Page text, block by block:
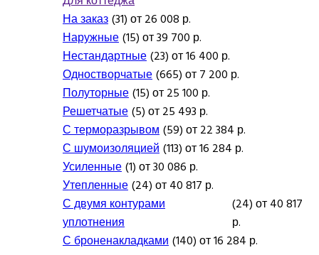
На заказ(31) от 26 008 р.
Наружные(15) от 39 700 р.
Нестандартные(23) от 16 400 р.
Одностворчатые(665) от 7 200 р.
Полуторные(15) от 25 100 р.
Решетчатые(5) от 25 493 р.
С терморазрывом(59) от 22 384 р.
С шумоизоляцией(113) от 16 284 р.
Усиленные(1) от 30 086 р.
Утепленные(24) от 40 817 р.
С двумя контурами
уплотнения
(24) от 40 817
р.
С броненакладками(140) от 16 284 р.